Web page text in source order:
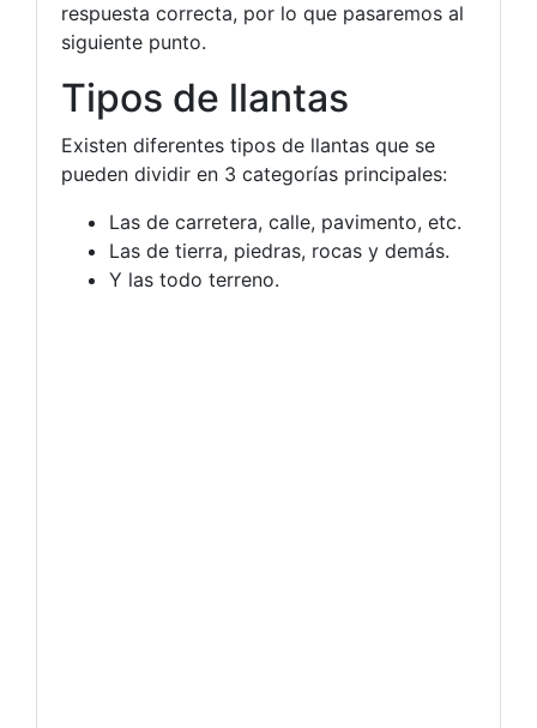
respuesta correcta, por lo que pasaremos al
siguiente punto.
Tipos de llantas
Existen diferentes tipos de llantas que se
pueden dividir en 3 categorías principales:
Las de carretera, calle, pavimento, etc.
Las de tierra, piedras, rocas y demás.
Y las todo terreno.